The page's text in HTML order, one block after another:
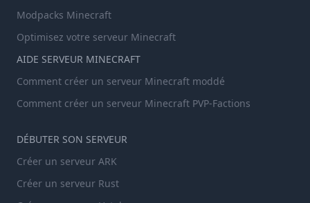
Modpacks Minecraft
Optimisez votre serveur Minecraft
AIDE SERVEUR MINECRAFT
Comment créer un serveur Minecraft moddé
Comment créer un serveur Minecraft PVP-Factions
DÉBUTER SON SERVEUR
Créer un serveur ARK
Créer un serveur Rust